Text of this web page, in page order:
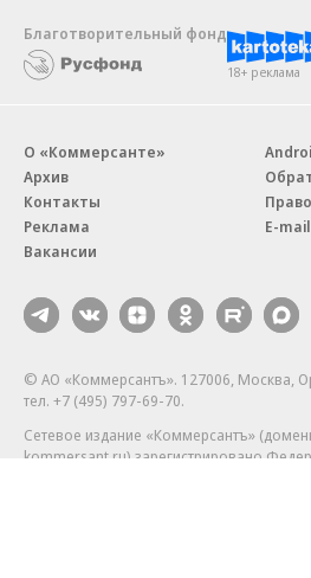
Благотворительный фонд
18+ реклама
О «Коммерсанте»
Архив
Контакты
Реклама
Вакансии
E-
© АО «Коммерсантъ». 127006, Москва,
тел. +7 (495) 797-69-70.
Сетевое издание «Коммерсантъ»
kommersant.ru) зарегистрировано